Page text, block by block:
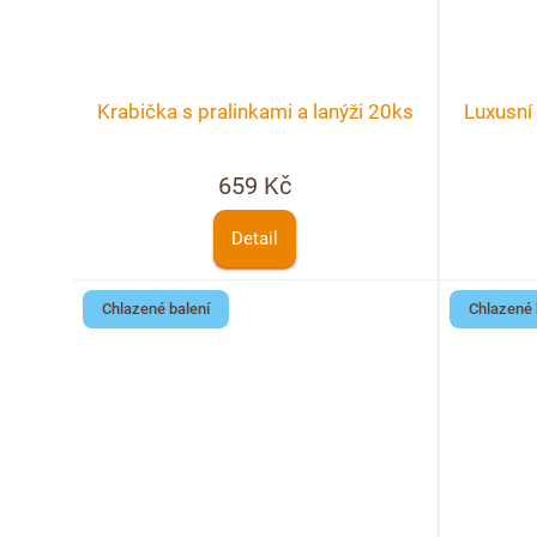
Krabička s pralinkami a lanýži 20ks
659 Kč
Detail
Chlazené balení Chlazené